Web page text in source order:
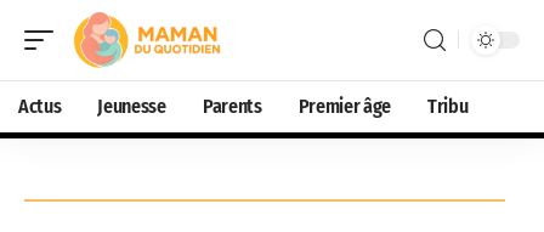
Actus Jeunesse Parents Premier âge Tribu